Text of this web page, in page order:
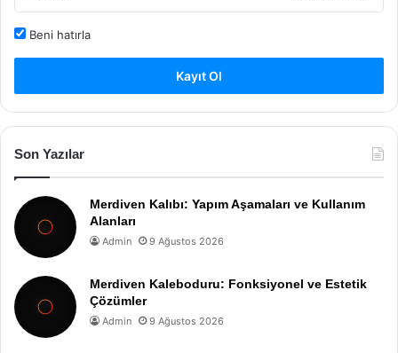
Beni hatırla
Kayıt Ol
Son Yazılar
Merdiven Kalıbı: Yapım Aşamaları ve Kullanım
Alanları
Admin 9 Ağustos 2026
Merdiven Kaleboduru: Fonksiyonel ve Estetik
Çözümler
Admin 9 Ağustos 2026